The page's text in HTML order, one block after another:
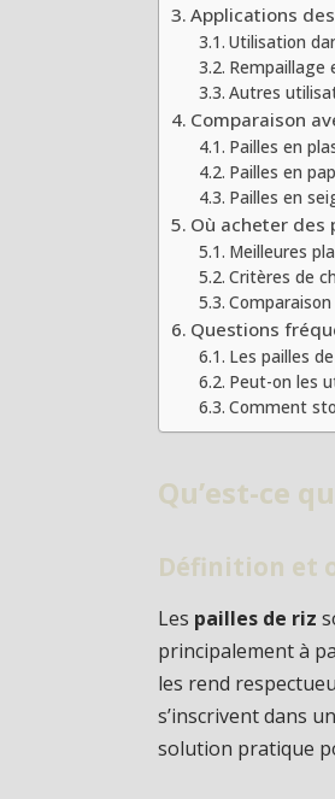
Applications
Utilisation
Rempaillage
Autres
Comparaison
Pailles en
Pailles en
Pailles en
Où acheter des
Meilleures
Critères de
Questions
Les pailles
Peut-on les
Comment
Qu’est-ce
Définition et
Les pailles de riz
principalement à
les rend
s’inscrivent dans
solution pratique